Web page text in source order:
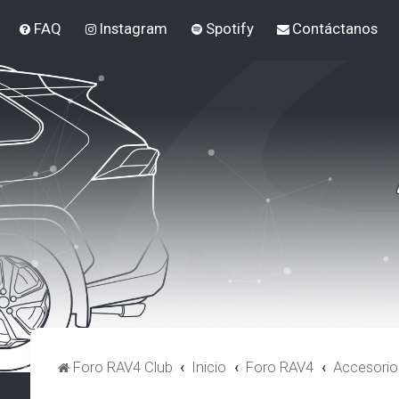
FAQ Instagram Spotify Contáctanos
Foro RAV4 Club Inicio Foro RAV4